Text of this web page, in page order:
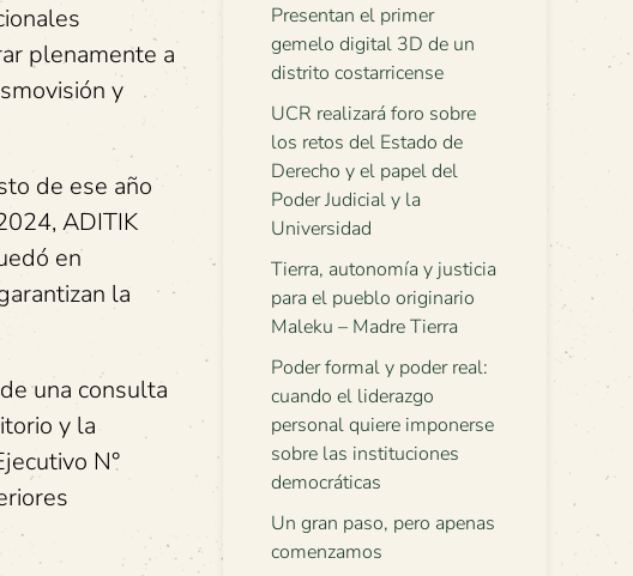
plenamente a
y
de ese año
ADITIK
en
la
una consulta
y la
N°
Presentan el primer
gemelo digital 3D de un
distrito costarricense
UCR realizará foro sobre
los retos del Estado de
Derecho y el papel del
Poder Judicial y la
Universidad
Tierra, autonomía y justicia
para el pueblo originario
Maleku – Madre Tierra
Poder formal y poder real:
cuando el liderazgo
personal quiere imponerse
sobre las instituciones
democráticas
Un gran paso, pero apenas
comenzamos